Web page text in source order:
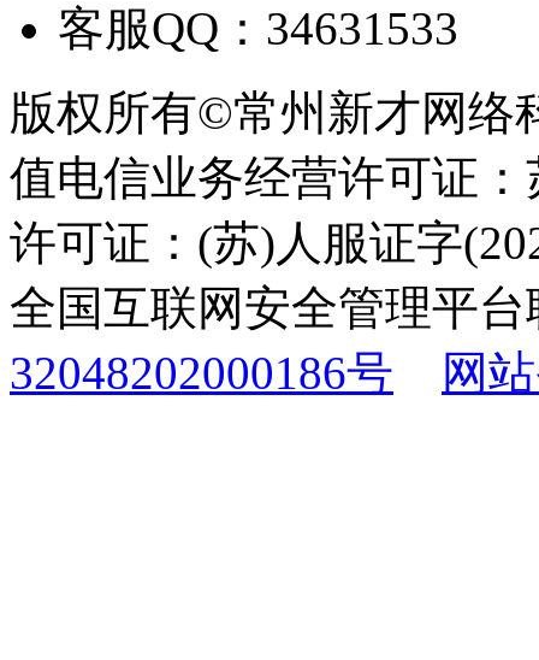
客服QQ：34631533
版权所有©常州新才网络
值电信业务经营许可证
许可证：(苏)人服证字
全国互联网安全管理平
32048202000186号
网